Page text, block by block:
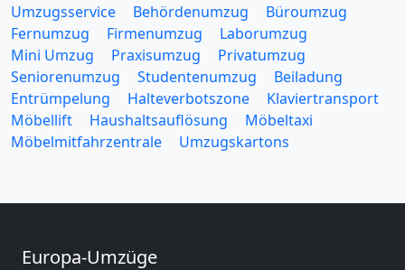
Umzugsservice Behördenumzug
Büroumzug
Fernumzug
Firmenumzug
Laborumzug
Mini Umzug
Praxisumzug
Privatumzug
Seniorenumzug
Studentenumzug
Beiladung
Entrümpelung
Halteverbotszone
Klaviertransport
Möbellift
Haushaltsauflösung
Möbeltaxi
Möbelmitfahrzentrale
Umzugskartons
Europa-Umzüge